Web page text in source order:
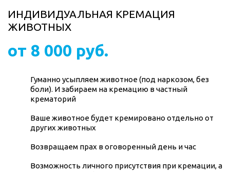
ИНДИВИДУАЛЬНАЯ КРЕМАЦИЯ
ЖИВОТНЫХ
от 8 000 руб.
Гуманно усыпляем животное (под наркозом, без
боли). И забираем на кремацию в частный
крематорий
Ваше животное будет кремировано отдельно от
других животных
Возвращаем прах в оговоренный день и час
Возможность личного присутствия при кремации, а